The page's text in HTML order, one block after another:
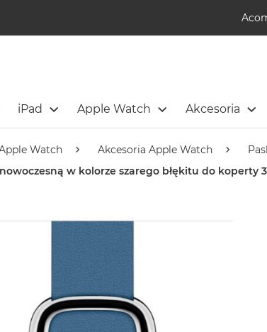
iPad Apple Watch Akcesoria
Watch Akcesoria Apple Watch
w kolorze szarego błękitu do koperty